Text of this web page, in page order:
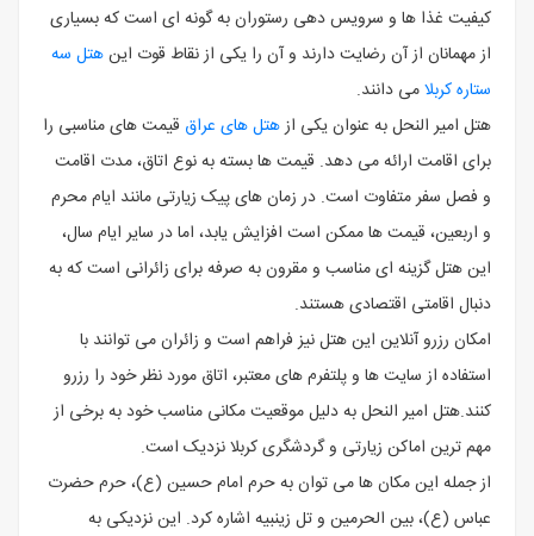
کیفیت غذا ها و سرویس ‌دهی رستوران به گونه ‌ای است که بسیاری
از مهمانان از آن رضایت دارند و آن را یکی از نقاط قوت اینهتل سه
ستاره کربلامی ‌دانند.
هتل امیر النحل به عنوان یکی ازهتل‌ های عراق قیمت ‌های مناسبی را
برای اقامت ارائه می ‌دهد. قیمت ‌ها بسته به نوع اتاق، مدت اقامت
و فصل سفر متفاوت است. در زمان‌ های پیک زیارتی مانند ایام محرم
و اربعین، قیمت ‌ها ممکن است افزایش یابد، اما در سایر ایام سال،
این هتل گزینه ‌ای مناسب و مقرون ‌به ‌صرفه برای زائرانی است که به
دنبال اقامتی اقتصادی هستند.
امکان رزرو آنلاین این هتل نیز فراهم است و زائران می ‌توانند با
استفاده از سایت‌ ها و پلتفرم‌ های معتبر، اتاق مورد نظر خود را رزرو
کنند.هتل امیر النحل به دلیل موقعیت مکانی مناسب خود به برخی از
مهم ‌ترین اماکن زیارتی و گردشگری کربلا نزدیک است.
از جمله این مکان ‌ها می‌ توان به حرم امام حسین (ع)، حرم حضرت
عباس (ع)، بین ‌الحرمین و تل زینبیه اشاره کرد. این نزدیکی به